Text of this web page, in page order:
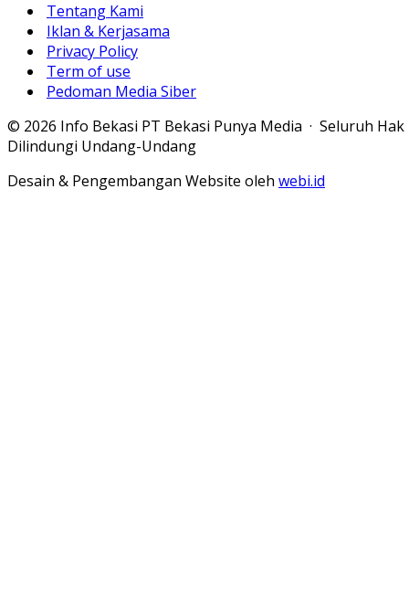
Tentang Kami
Iklan & Kerjasama
Privacy Policy
Term of use
Pedoman Media Siber
© 2026 Info Bekasi PT Bekasi Punya Media · Seluruh Hak
Dilindungi Undang-Undang
Desain & Pengembangan Website oleh webi.id